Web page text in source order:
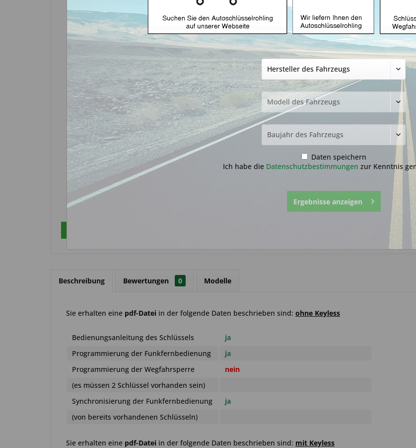
Chevrolet
2,99 € *
inkl. MwSt.zzgl.
Als Sofortdownload
Artikel-Nr.:
Beschreibung Bewertungen 0 Modelle
Sie erhalten eine pdf-Datei in der folgende Daten beschrieben sind: ohne Keyless
Bedienungsanleitung des Schlüssels
ja
Programmierung der Funkfernbedienung
ja
Programmierung der Wegfahrsperre
nein
(es müssen 2 Schlüssel vorhanden sein)
Synchronisierung der Funkfernbedienung
ja
(von bereits vorhandenen Schlüsseln)
Sie erhalten eine pdf-Datei in der folgende Daten beschrieben sind: mit Keyless
Daten speichern
Ich habe die Datenschutzbestimmungen zur Kenntnis
Ergebnisse anzeigen